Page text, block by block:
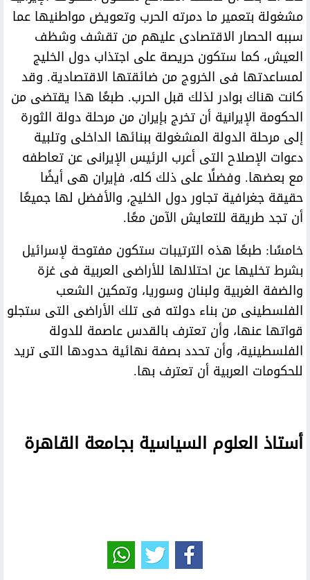
مشغولة بتعمير ما دمرته الحرب وتعويض مواطنيها عما
سببه الحصار الاقتصادى عليهم من تقشف وشظف
العيش، كما ستكون حريصة على اجتذاب دول الخليج
لمساعدتها فى الخروج من ضائقتها الاقتصادية. وقد
كانت هناك بوادر لذلك قبل الحرب. طبعًا هذا يقتضى من
الحكومة الإيرانية أن تخرج بإيران من مرحلة دولة الثورة
إلى مرحلة الدولة المشغولة ببنائها الداخلى وتلبية
دعوات الإصلاح التى أعرب الرئيس الإيرانى عن تعاطفه
مع بعضها. وفضلًا على ذلك كله، فإيران هى أيضًا
حقيقة جغرافية تجاور دول الخليج، والأفضل لها جميعًا
أن تجد طريقة للتعايش الآمن معًا.
خامسًا: طبعًا هذه الترتيبات ستكون مفتوحة لإسرائيل
بشرط تخليها عن احتلالها للأراضى العربية فى غزة
والضفة الغربية ولبنان وسوريا، وتمكين الشعب
الفلسطينى من بناء دولته فى تلك الأراضى التى ستجلو
قواتها عنها، وأن تعترف بالقدس عاصمة للدولة
الفلسطينية، وأن تحدد بصفة نهائية حدودها التى تريد
للحكومات العربية أن تعترف بها.
أستاذ العلوم السياسية بجامعة القاهرة